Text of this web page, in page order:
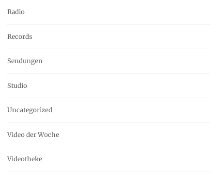
Radio
Records
Sendungen
Studio
Uncategorized
Video der Woche
Videotheke